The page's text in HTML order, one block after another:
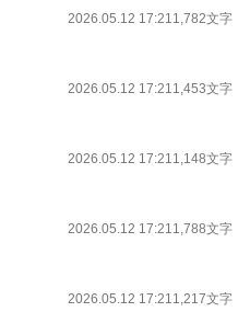
2026.05.12 17:211,782文字
2026.05.12 17:211,453文字
2026.05.12 17:211,148文字
2026.05.12 17:211,788文字
2026.05.12 17:211,217文字